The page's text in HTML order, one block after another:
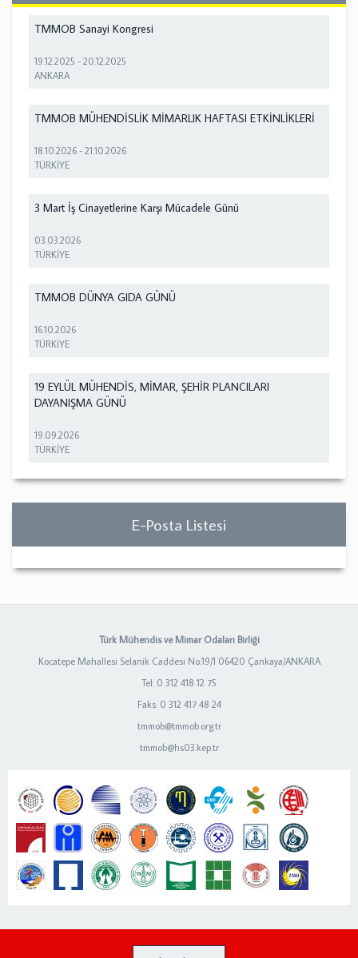
TMMOB Sanayi Kongresi
19.12.2025 -20.12.2025
ANKARA
TMMOB MÜHENDİSLİK MİMARLIK HAFTASI ETKİNLİKLERİ
18.10.2026 -21.10.2026
TÜRKİYE
3 Mart İş Cinayetlerine Karşı Mücadele Günü
03.03.2026
TÜRKİYE
TMMOB DÜNYA GIDA GÜNÜ
16.10.2026
TÜRKİYE
19 EYLÜL MÜHENDİS, MİMAR, ŞEHİR PLANCILARI
DAYANIŞMA GÜNÜ
19.09.2026
TÜRKİYE
E-Posta Listesi
Türk Mühendis ve Mimar Odaları Birliği
Kocatepe Mahallesi Selanik Caddesi No:19/1 06420 Çankaya/ANKARA
Tel: 0 312 418 12 75
Faks: 0 312 417 48 24
tmmob@tmmob.org.tr
tmmob@hs03.kep.tr